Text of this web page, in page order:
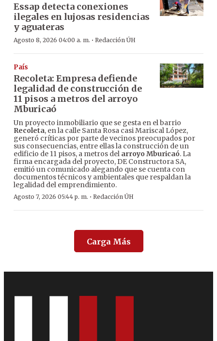
Essap detecta conexiones
ilegales en lujosas residencias
y aguateras
Agosto 8, 2026 04:00 a. m. · Redacción ÚH
País
Recoleta: Empresa defiende
legalidad de construcción de
11 pisos a metros del arroyo
Mburicaó
Un proyecto inmobiliario que se gesta en el barrio
Recoleta, en la calle Santa Rosa casi Mariscal López,
generó críticas por parte de vecinos preocupados por
sus consecuencias, entre ellas la construcción de un
edificio de 11 pisos, a metros del arroyo Mburicaó. La
firma encargada del proyecto, DE Constructora SA,
emitió un comunicado alegando que se cuenta con
documentos técnicos y ambientales que respaldan la
legalidad del emprendimiento.
Agosto 7, 2026 05:44 p. m. · Redacción ÚH
Carga Más